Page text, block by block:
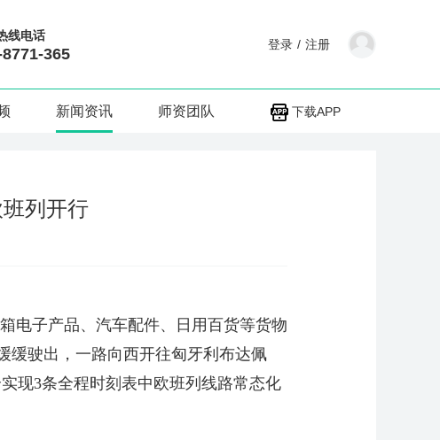
线电话
365
登录 / 注册
新闻资讯 师资团队 下载APP
列开行
电子产品、汽车配件、日用百货等货物
缓驶出，一路向西开往匈牙利布达佩
现3条全程时刻表中欧班列线路常态化